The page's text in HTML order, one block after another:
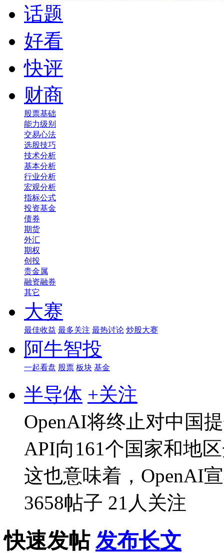
话题
好看
快评
财商
股票基础
能力级别
交易心法
选股技巧
技术分析
基本分析
行业分析
宏观分析
指标公式
投资基金
债券
期货
外汇
期权
创投
贵金属
融资融券
其它
大赛
最佳收益 最多关注 最热讨论 炒股大赛
阿牛智投
一起看盘 股票 板块 基金
半导体 +关注
OpenAI将终止对中国
API向161个国家和地
这也意味着，OpenAI
3658帖子 21人关注
快速发帖 发布长文